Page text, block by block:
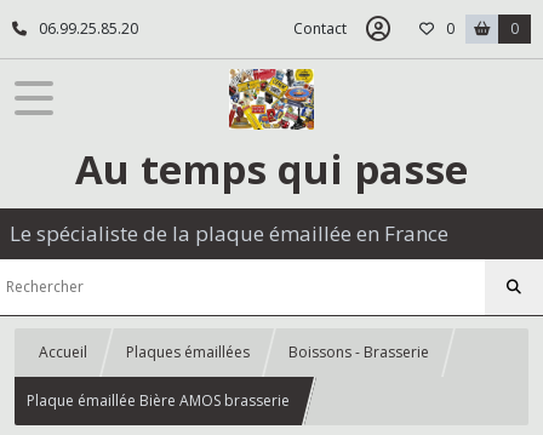
06.99.25.85.20 Contact 0 0
Au temps qui passe
Le spécialiste de la plaque émaillée en France
Accueil Plaques émaillées Boissons - Brasserie
Plaque émaillée Bière AMOS brasserie